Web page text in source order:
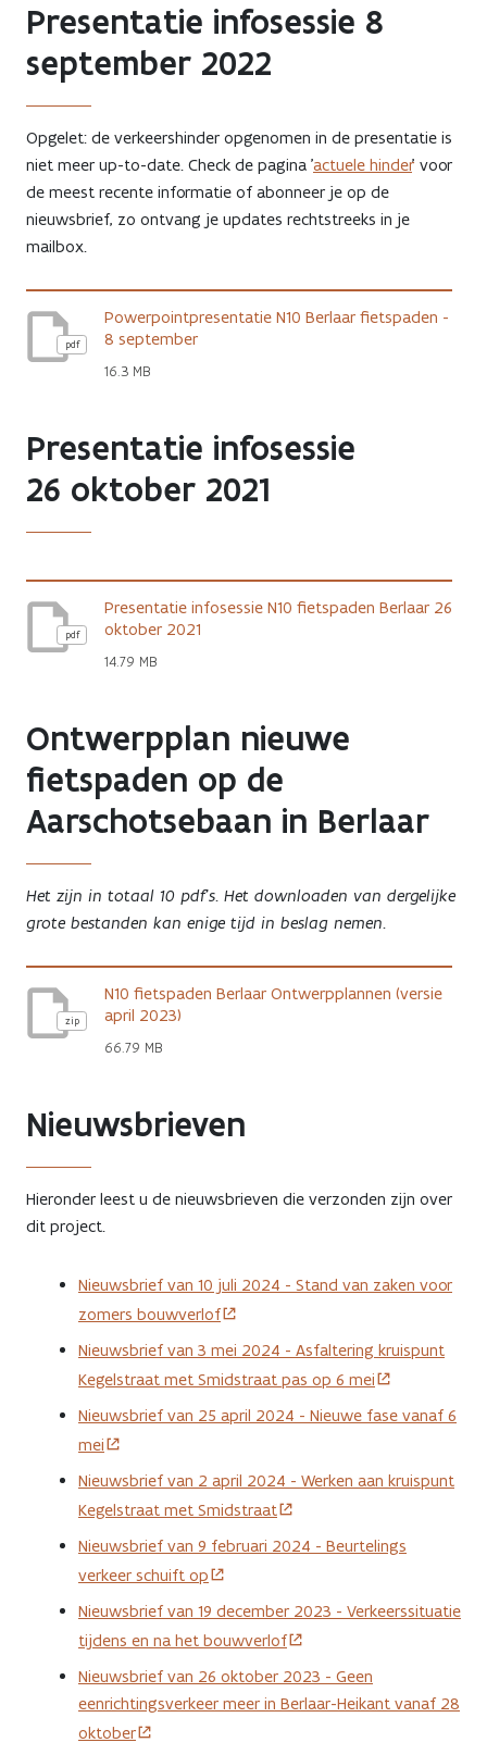
Presentatie infosessie 8
september 2022
Opgelet: de verkeershinder opgenomen in de presentatie is
niet meer up-to-date. Check de pagina 'actuele hinder' voor
de meest recente informatie of abonneer je op de
nieuwsbrief, zo ontvang je updates rechtstreeks in je
mailbox.
pdf
Powerpointpresentatie N10 Berlaar fietspaden -
8 september
16.3 MB
Presentatie infosessie
26 oktober 2021
pdf
Presentatie infosessie N10 fietspaden Berlaar 26
oktober 2021
14.79 MB
Ontwerpplan nieuwe
fietspaden op de
Aarschotsebaan in Berlaar
Het zijn in totaal 10 pdf's. Het downloaden van dergelijke
grote bestanden kan enige tijd in beslag nemen.
zip
N10 fietspaden Berlaar Ontwerpplannen (versie
april 2023)
66.79 MB
Nieuwsbrieven
Hieronder leest u de nieuwsbrieven die verzonden zijn over
dit project.
Nieuwsbrief van 10 juli 2024 - Stand van zaken voor
zomers bouwverlof
Nieuwsbrief van 3 mei 2024 - Asfaltering kruispunt
Kegelstraat met Smidstraat pas op 6 mei
Nieuwsbrief van 25 april 2024 - Nieuwe fase vanaf 6
mei
Nieuwsbrief van 2 april 2024 - Werken aan kruispunt
Kegelstraat met Smidstraat
Nieuwsbrief van 9 februari 2024 - Beurtelings
verkeer schuift op
Nieuwsbrief van 19 december 2023 - Verkeerssituatie
tijdens en na het bouwverlof
Nieuwsbrief van 26 oktober 2023 - Geen
eenrichtingsverkeer meer in Berlaar-Heikant vanaf 28
oktober